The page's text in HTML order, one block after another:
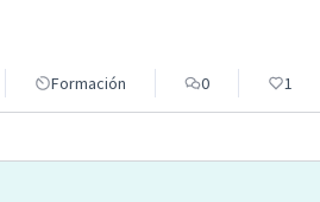
Formación 0 1